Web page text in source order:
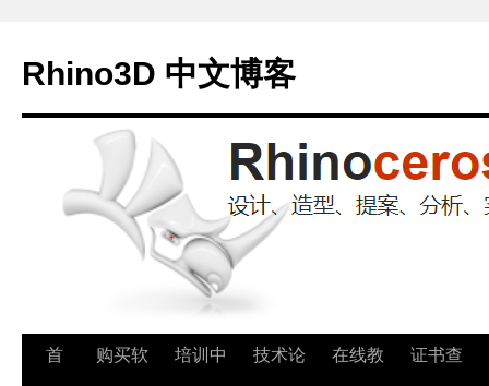
Rhino3D 中文博客
跳首 购买软 培训中 技术论 在线教 证书查